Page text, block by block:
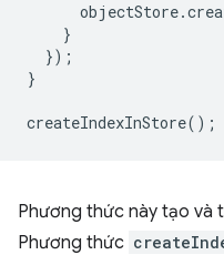
objectStore.
}
});
}
createIndexInStore();
Phương thức này tạo và
Phương thức